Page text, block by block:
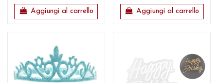
Aggiungi al carrello Aggiungi al carrello